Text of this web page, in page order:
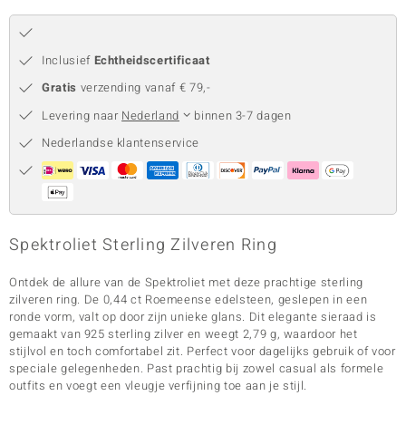
Collection
Inclusief Echtheidscertificaat
Gratis verzending vanaf € 79,-
Levering naar Nederland
binnen 3-7 dagen
Nederlandse klantenservice
Spektroliet Sterling Zilveren Ring
Ontdek de allure van de Spektroliet met deze prachtige sterling
zilveren ring. De 0,44 ct Roemeense edelsteen, geslepen in een
ronde vorm, valt op door zijn unieke glans. Dit elegante sieraad is
gemaakt van 925 sterling zilver en weegt 2,79 g, waardoor het
stijlvol en toch comfortabel zit. Perfect voor dagelijks gebruik of voor
speciale gelegenheden. Past prachtig bij zowel casual als formele
outfits en voegt een vleugje verfijning toe aan je stijl.